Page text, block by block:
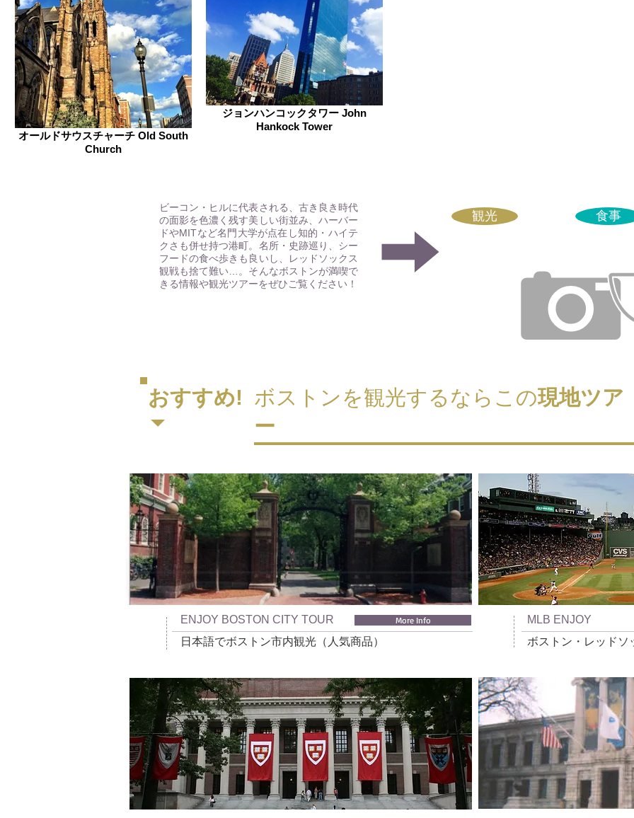
オールドサウスチャーチ Old South
Church
ジョンハンコックタワー John
Hankock Tower
ビーコン・ヒルに代表される、古き良き時代
の面影を色濃く残す美しい街並み、ハーバー
ドやMITなど名門大学が点在し知的・ハイテ
クさも併せ持つ港町。名所・史跡巡り、シー
フードの食べ歩きも良いし、レッドソックス
観戦も捨て難い…。そんなボストンが満喫で
きる情報や観光ツアーをぜひご覧ください！
観光 食事
おすすめ! ボストンを観光するならこの現地ツア
ー
ENJOY BOSTON CITY TOUR More Info
日本語でボストン市内観光（人気商品）
MLB ENJOY
ボストン・レッドソ